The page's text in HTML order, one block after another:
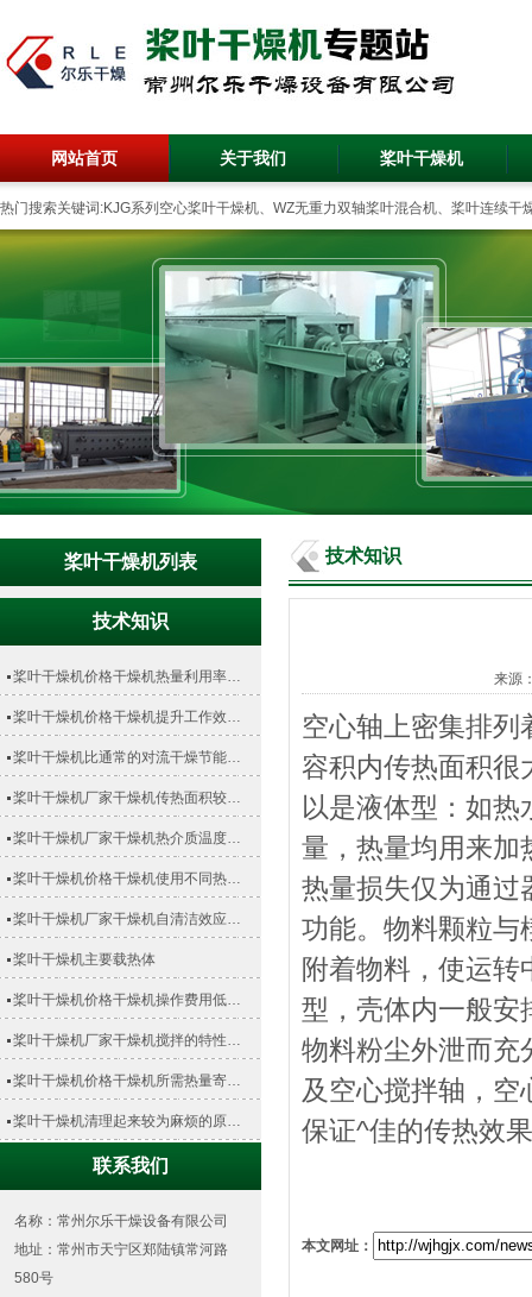
网站首页 关于我们 桨叶干燥机
热门搜索关键词:KJG系列空心桨叶干燥机、WZ无重力双轴桨叶混合机、桨叶连续干
桨叶干燥机列表
技术知识
桨叶干燥机价格干燥机热量利用率…
桨叶干燥机价格干燥机提升工作效…
桨叶干燥机比通常的对流干燥节能…
桨叶干燥机厂家干燥机传热面积较…
桨叶干燥机厂家干燥机热介质温度…
桨叶干燥机价格干燥机使用不同热…
桨叶干燥机厂家干燥机自清洁效应…
桨叶干燥机主要载热体
桨叶干燥机价格干燥机操作费用低…
桨叶干燥机厂家干燥机搅拌的特性…
桨叶干燥机价格干燥机所需热量寄…
桨叶干燥机清理起来较为麻烦的原…
联系我们
名称：常州尔乐干燥设备有限公司
地址：常州市天宁区郑陆镇常河路
580号
技术知识
来源
空心轴上密集排
容积内传热面积
以是液体型：如
量，热量均用来加
热量损失仅为通过
功能。物料颗粒与
附着物料，使运
型，壳体内一般安
物料粉尘外泄而充
及空心搅拌轴，
保证^佳的传热效
本文网址：